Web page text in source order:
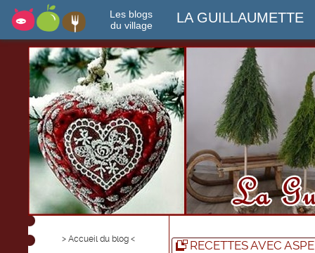
Les blogs
du village
LA GUILLAUMETTE
> Accueil du blog < RECETTES AVEC